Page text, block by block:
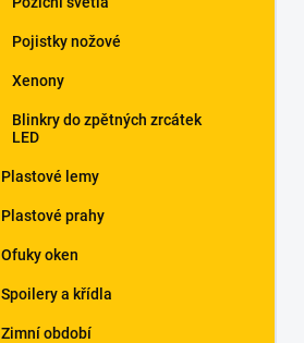
Pojistky nožové
Xenony
Blinkry do zpětných zrcátek
LED
Plastové lemy
Plastové prahy
Ofuky oken
Spoilery a křídla
Zimní období